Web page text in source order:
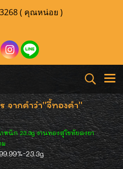
( คุณหน่อย )
จากคำว่า"จี้ทองคำ"
ำหนัก 23.3g งานทองสุโขทัยลงยา
23.3g